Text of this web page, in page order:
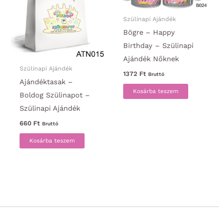
Szülinapi Ajándék
Ajándéktasak –
Boldog Szülinapot –
Szülinapi Ajándék
660 Ft Bruttó
Kosárba teszem
Szülinapi Ajándék
Bögre – Happy
Birthday – Szülinapi
Ajándék Nőknek
1372 Ft Bruttó
Kosárba teszem